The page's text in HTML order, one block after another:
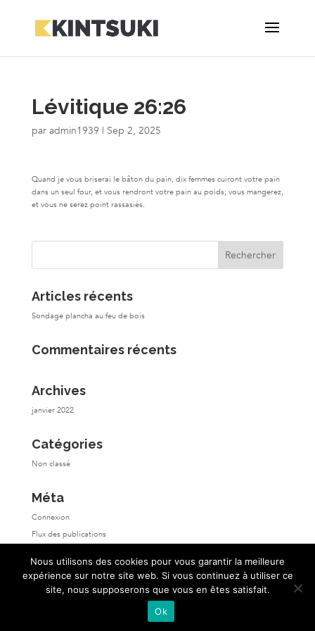
Lévitique 26:26
par admin1939 | Sep 2, 2025
Quand je vous briserai le bâton du pain, dix femmes cuiront votre pain
dans un seul four, et vous rendront votre pain au poids; vous mangerez,
et vous ne serez point rassasiés.
Articles récents
Sondage plancha au feu de bois
Commentaires récents
Archives
janvier 2022
Catégories
Non classé
Méta
Connexion
Flux des publications
Site de WordPress-FR
Nous utilisons des cookies pour vous garantir la meilleure
expérience sur notre site web. Si vous continuez à utiliser ce
site, nous supposerons que vous en êtes satisfait.
Ok